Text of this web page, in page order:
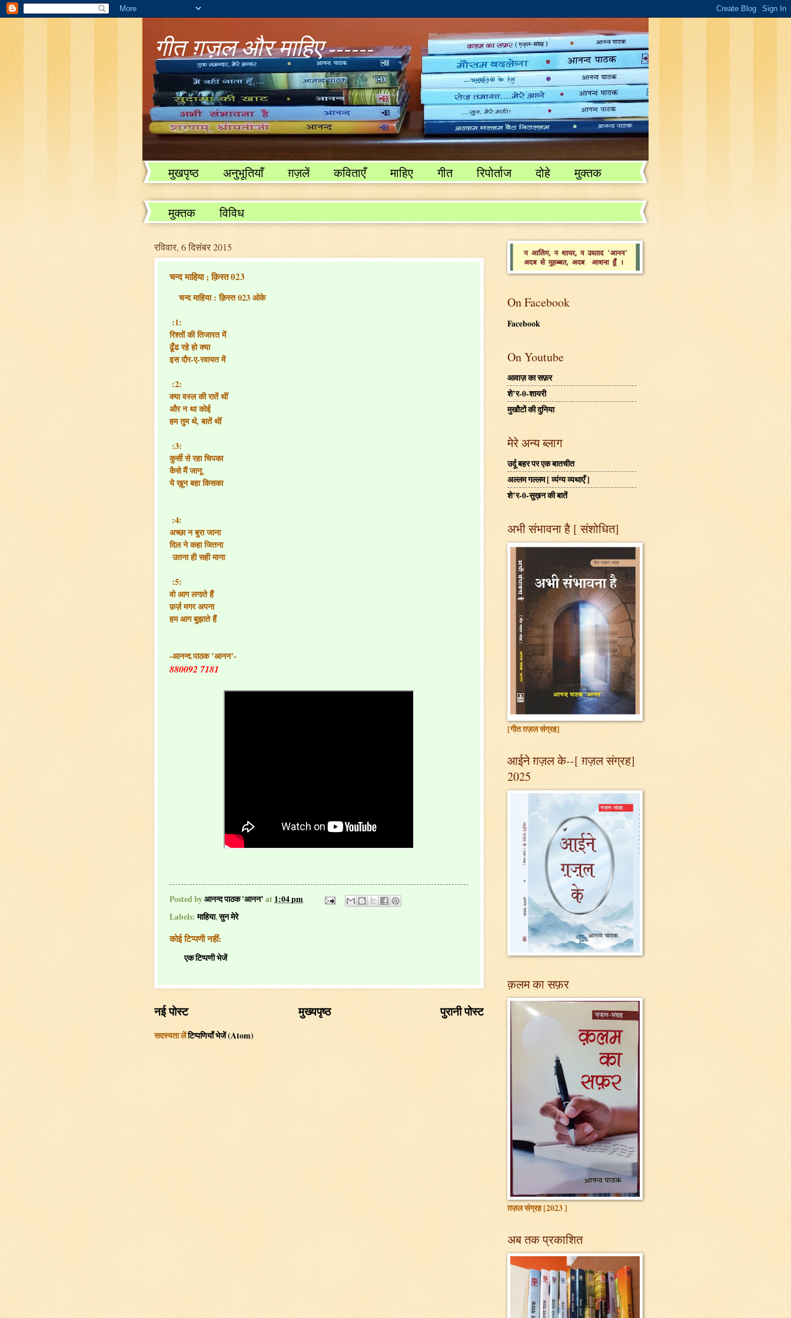
गीत ग़ज़ल और माहिए ------
मुखपृष्ठ अनुभूतियाँ ग़ज़लें कविताएँ माहिए गीत रिपोर्ताज दोहे
मुक्तक
विविध
मुक्तक
विविध
रविवार, 6 दिसंबर 2015
चन्द माहिया ; क़िस्त 023
चन्द माहिया : क़िस्त 023 ओके
:1:
रिश्तों की तिजारत में
ढूँढ रहे हो क्या
इस दौर-ए-रवायत में
:2:
क्या वस्ल की रातें थीं
और न था कोई
हम तुम थे, बातें थीं
:3:
कुर्सी से रहा चिपका
कैसे मैं जानू
ये ख़ून बहा किसका
:4:
अच्छा न बुरा जाना
दिल ने कहा जितना
उतना ही सही माना
:5:
वो आग लगाते हैं
फ़र्ज़ मगर अपना
हम आग बुझाते हैं
-आनन्द.पाठक ’आनन’-
880092 7181
Posted byआनन्द पाठक 'आनन’ at1:04 pm
Labels:माहिया,सुन मेरे
कोई टिप्पणी नहीं:
एक टिप्पणी भेजें
नई पोस्ट पुरानी पोस्ट
मुख्यपृष्ठ
सदस्यता लेंटिप्पणियाँ भेजें (Atom)
On Facebook
Facebook
On Youtube
आवाज़ का सफ़र
शे’र-0-शायरी
मुखौटों की दुनिया
मेरे अन्य ब्लाग
उर्दू बहर पर एक बातचीत
अल्लम गल्लम [ व्यंग्य व्यथाएँ ]
शे’र-0-सुख़न की बातें
अभी संभावना है [ संशोधित]
[गीत ग़ज़ल संग्रह]
आईने ग़ज़ल के--[ ग़ज़ल संग्रह]
2025
क़लम का सफ़र
ग़ज़ल संग्रह [2023 ]
अब तक प्रकाशित